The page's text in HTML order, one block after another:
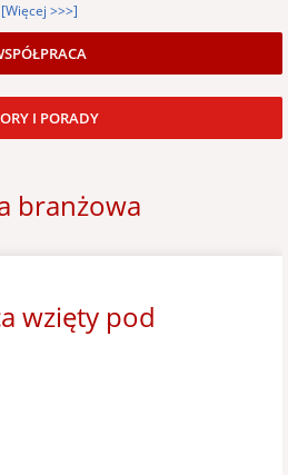
[Więcej >>>]
I PORADY
branżowa
wzięty pod